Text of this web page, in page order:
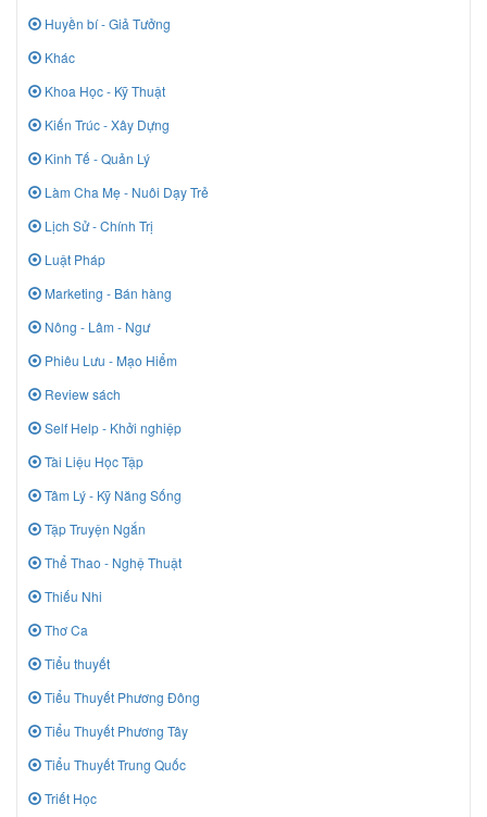
Huyền bí - Giả Tưởng
Khác
Khoa Học - Kỹ Thuật
Kiến Trúc - Xây Dựng
Kinh Tế - Quản Lý
Làm Cha Mẹ - Nuôi Dạy Trẻ
Lịch Sử - Chính Trị
Luật Pháp
Marketing - Bán hàng
Nông - Lâm - Ngư
Phiêu Lưu - Mạo Hiểm
Review sách
Self Help - Khởi nghiệp
Tài Liệu Học Tập
Tâm Lý - Kỹ Năng Sống
Tập Truyện Ngắn
Thể Thao - Nghệ Thuật
Thiếu Nhi
Thơ Ca
Tiểu thuyết
Tiểu Thuyết Phương Đông
Tiểu Thuyết Phương Tây
Tiểu Thuyết Trung Quốc
Triết Học